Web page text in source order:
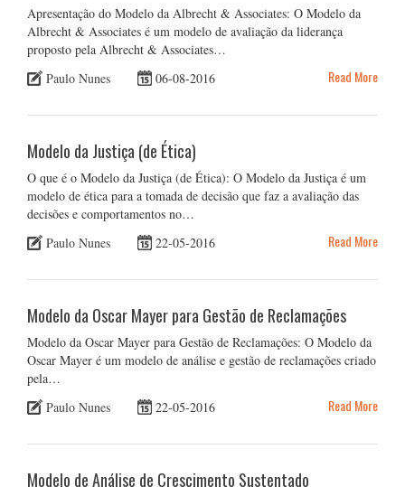
Apresentação do Modelo da Albrecht & Associates: O Modelo da
Albrecht & Associates é um modelo de avaliação da liderança
proposto pela Albrecht & Associates…
Paulo Nunes
06-08-2016 Read More
Modelo da Justiça (de Ética)
O que é o Modelo da Justiça (de Ética): O Modelo da Justiça é um
modelo de ética para a tomada de decisão que faz a avaliação das
decisões e comportamentos no…
Paulo Nunes
22-05-2016 Read More
Modelo da Oscar Mayer para Gestão de Reclamações
Modelo da Oscar Mayer para Gestão de Reclamações: O Modelo da
Oscar Mayer é um modelo de análise e gestão de reclamações criado
pela…
Paulo Nunes
22-05-2016 Read More
Modelo de Análise de Crescimento Sustentado